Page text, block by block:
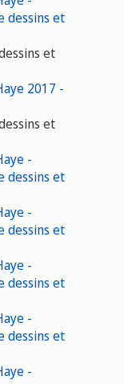
dessins et
et
2017 -
et
-
dessins et
-
dessins et
-
dessins et
-
dessins et
-